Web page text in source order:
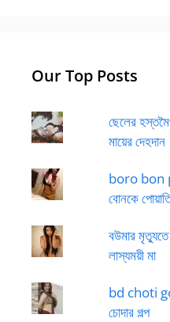
Our Top Posts
ছেলের
মায়ের দেহদান
boro bon
বোনকে
বউমার
লাস্যময়ী মা
bd choti
চোদার গল্প